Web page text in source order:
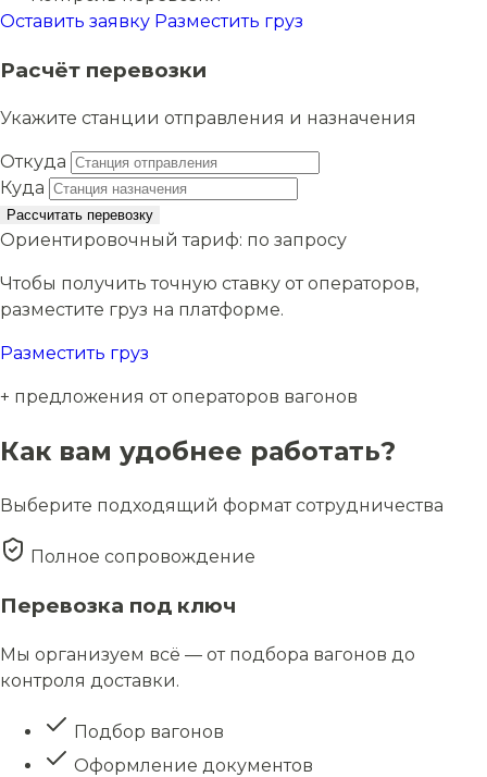
Оставить заявку Разместить груз
Расчёт перевозки
Укажите станции отправления и назначения
Откуда
Куда
Рассчитать перевозку
Ориентировочный тариф: по запросу
Чтобы получить точную ставку от операторов,
разместите груз на платформе.
Разместить груз
+ предложения от операторов вагонов
Как вам удобнее работать?
Выберите подходящий формат сотрудничества
Полное сопровождение
Перевозка под ключ
Мы организуем всё — от подбора вагонов до
контроля доставки.
Подбор вагонов
Оформление документов